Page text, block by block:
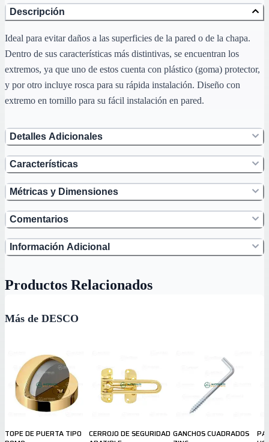
Descripción
Ideal para evitar daños a las superficies de la pared o de la chapa.
Dentro de sus características más distintivas, se encuentran los
extremos, ya que uno de estos cuenta con plástico (goma) protector,
y por otro incluye rosca para su rápida instalación. Diseño con
extremo en tornillo para su fácil instalación en pared.
Detalles Adicionales
Características
Métricas y Dimensiones
Comentarios
Información Adicional
Productos Relacionados
Más de DESCO
TOPE DE PUERTA TIPO
CERROJO DE SEGURIDAD GANCHOS CUADRADOS